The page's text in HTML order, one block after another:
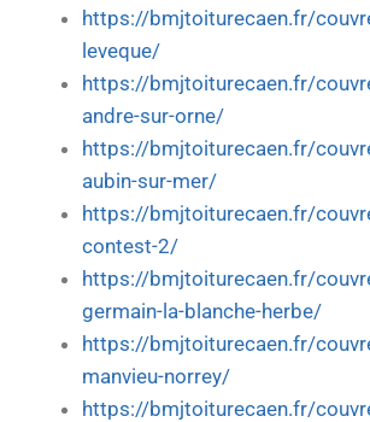
https://bmjtoiturecaen.fr/
leveque/
https://bmjtoiturecaen.fr/
andre-sur-orne/
https://bmjtoiturecaen.fr/
aubin-sur-mer/
https://bmjtoiturecaen.fr/
contest-2/
https://bmjtoiturecaen.fr/
germain-la-blanche-herbe/
https://bmjtoiturecaen.fr/
manvieu-norrey/
https://bmjtoiturecaen.fr/